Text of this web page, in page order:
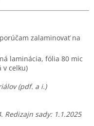
zalaminovať na
laminácia, fólia 80 mic
v celku)
(pdf. a i.)
Redizajn sady: 1.1.2025